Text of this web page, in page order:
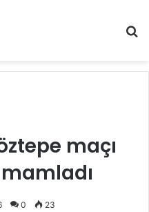
...
maçı
0 23